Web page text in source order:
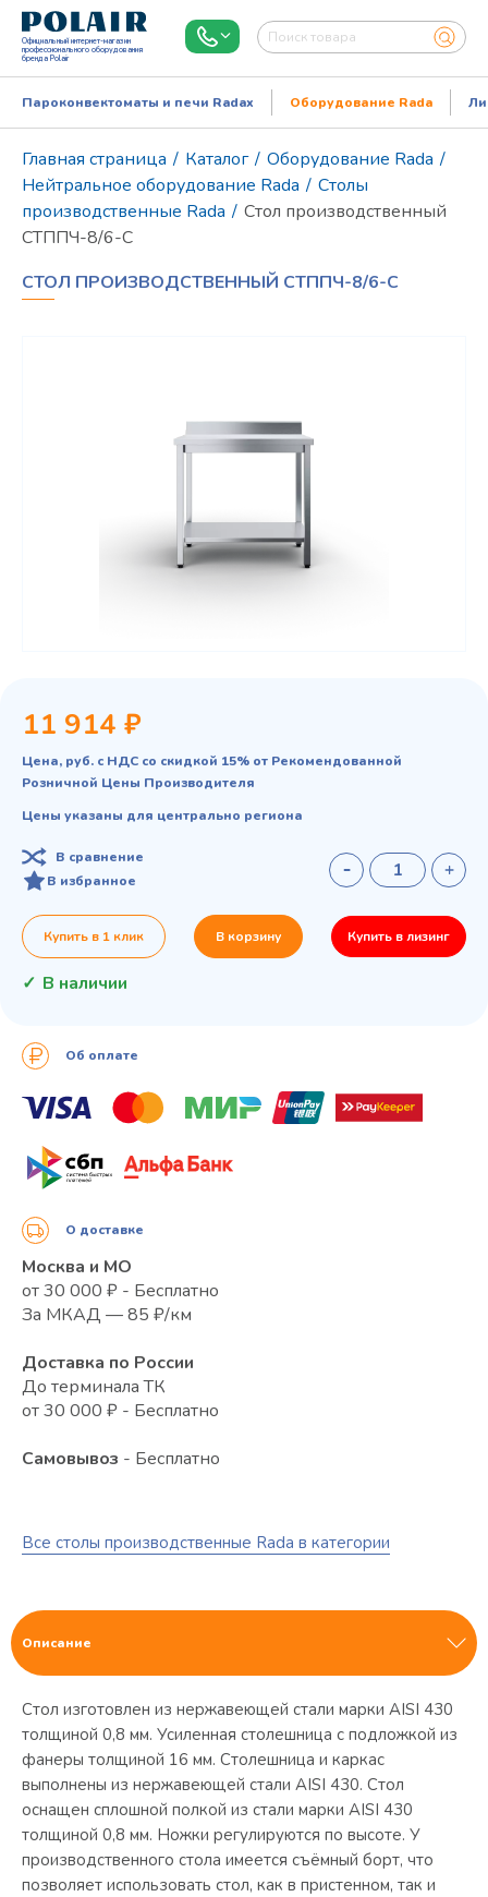
Официальный интернет-магазин
профессионального оборудования
бренда Polair
Пароконвектоматы и печи Radax Оборудование Rada
Главная страница / Каталог / Оборудование Rada /
Нейтральное оборудование Rada / Столы
производственные Rada / Стол производственный
СТППЧ-8/6-С
СТОЛ ПРОИЗВОДСТВЕННЫЙ СТППЧ-8/6-С
Все столы производственные Rada в категории
11 914 ₽
Цена, руб. с НДС со скидкой 15% от Рекомендованной
Розничной Цены Производителя
Цены указаны для центрально региона
В сравнение
В избранное
Купить в 1 клик В корзину Купить в лизинг
В наличии
Об оплате
О доставке
Москва и МО
от 30 000 ₽ - Бесплатно
За МКАД — 85 ₽/км
Доставка по России
До терминала ТК
от 30 000 ₽ - Бесплатно
Самовывоз - Бесплатно
Описание
Стол изготовлен из нержавеющей стали марки AISI 430
толщиной 0,8 мм. Усиленная столешница с подложкой из
фанеры толщиной 16 мм. Столешница и каркас
выполнены из нержавеющей стали AISI 430. Стол
оснащен сплошной полкой из стали марки AISI 430
толщиной 0,8 мм. Ножки регулируются по высоте. У
производственного стола имеется съёмный борт, что
позволяет использовать стол, как в пристенном, так и